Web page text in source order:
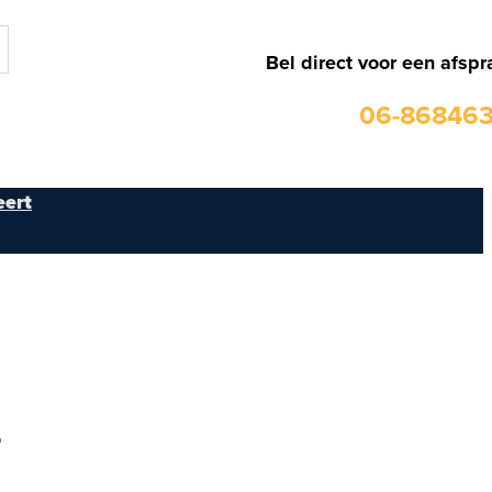
Bel direct voor een
06-